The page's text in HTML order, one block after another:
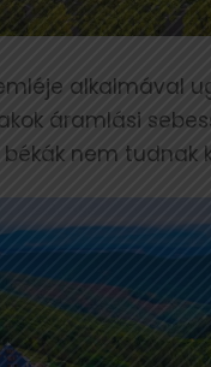
alkalmával
áramlási
nem tudnak